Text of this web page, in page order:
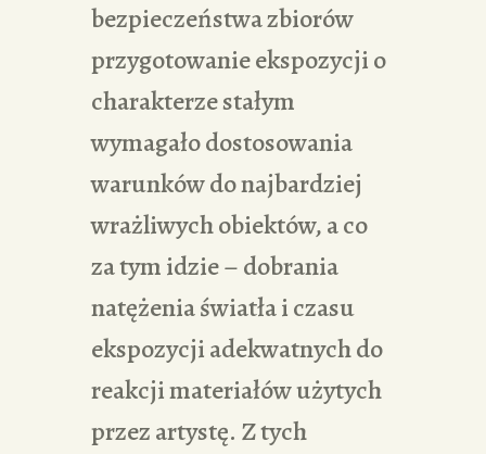
bezpieczeństwa zbiorów
przygotowanie ekspozycji o
charakterze stałym
wymagało dostosowania
warunków do najbardziej
wrażliwych obiektów, a co
za tym idzie – dobrania
natężenia światła i czasu
ekspozycji adekwatnych do
reakcji materiałów użytych
przez artystę. Z tych